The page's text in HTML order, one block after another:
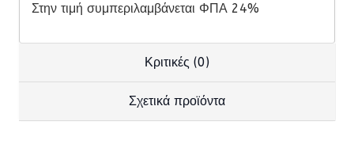
Στην τιμή συμπεριλαμβάνεται ΦΠΑ 24%
Κριτικές (0)
Σχετικά προϊόντα